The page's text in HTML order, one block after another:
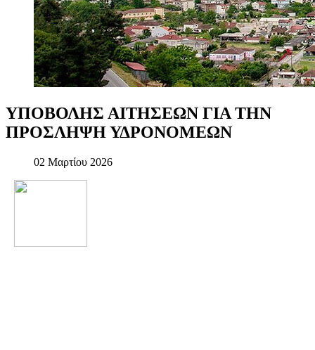
ΥΠΟΒΟΛΗΣ ΑΙΤΗΣΕΩΝ ΓΙΑ ΤHN
ΠΡΟΣΛΗΨΗΥΔΡΟΝΟΜΕΩΝ
02 Μαρτίου 2026